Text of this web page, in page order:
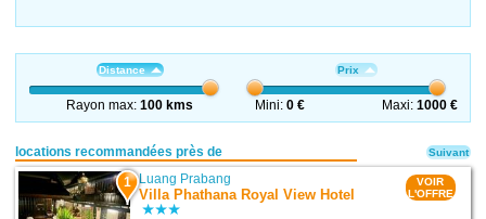
Distance
Rayon max:100 kms
Prix
Mini:0 € Maxi: 1000 €
locations recommandées près de
1 Luang Prabang
Villa Phathana Royal View Hotel
VOIR
L'OFFRE
Suivant